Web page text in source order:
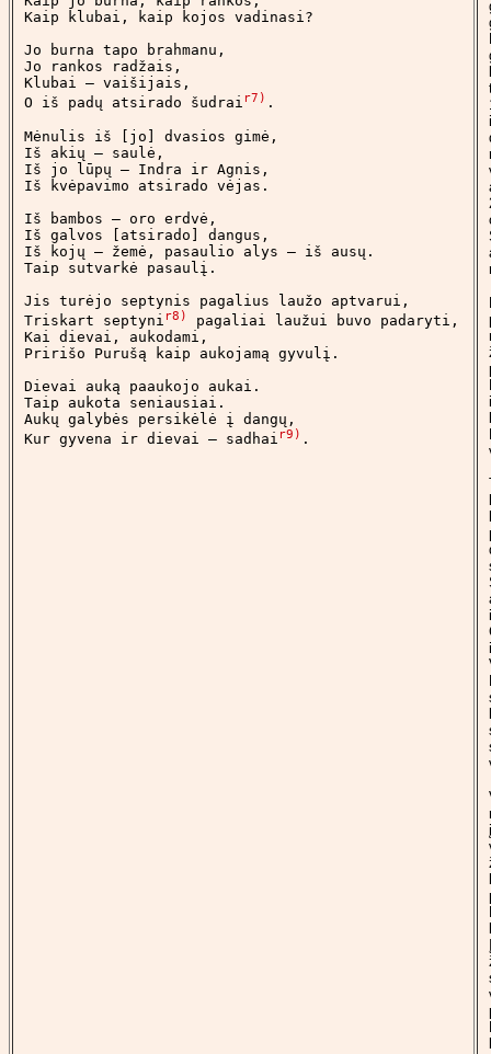
Kaip klubai, kaip kojos vadinasi?
Jo burna tapo brahmanu,
Jo rankos radžais,
Klubai – vaišijais,
O iš padų atsirado šudrai r7) .
Mėnulis iš [jo] dvasios gimė,
Iš akių – saulė,
Iš jo lūpų – Indra ir Agnis,
Iš kvėpavimo atsirado vėjas.
Iš bambos – oro erdvė,
Iš galvos [atsirado] dangus,
Iš kojų – žemė, pasaulio alys – iš ausų.
Taip sutvarkė pasaulį.
Jis turėjo septynis pagalius laužo aptvarui,
Triskart septyni r8)
pagaliai laužui buvo padaryti,
Kai dievai, aukodami,
Pririšo Purušą kaip aukojamą gyvulį.
Dievai auką paaukojo aukai.
Taip aukota seniausiai.
Aukų galybės persikėlė į dangų,
Kur gyvena ir dievai – sadhai r9)